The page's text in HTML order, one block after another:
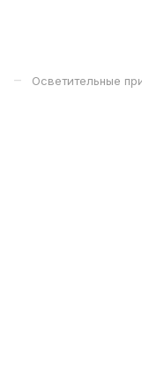
– Осветительные